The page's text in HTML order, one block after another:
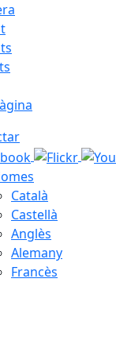
Català
Castellà
Anglès
Alemany
Francès